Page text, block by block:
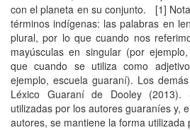
con el planeta en su conjunto. [1]
términos indígenas: las palabras en
plural, por lo que cuando nos
mayúsculas en singular (por
que cuando se utiliza como
ejemplo, escuela guaraní). Los
Léxico Guaraní de Dooley (2013).
utilizadas por los autores guaraníes y,
autores, se mantiene la forma utilizada